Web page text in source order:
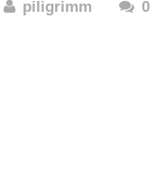
piligrimm 0